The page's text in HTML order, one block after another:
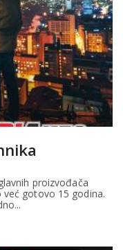
proizvođača
gotovo 15 godina.